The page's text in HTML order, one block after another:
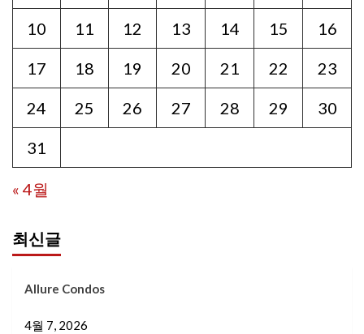
10 11 12 13 14 15 16
17 18 19 20 21 22 23
24 25 26 27 28 29 30
31
« 4월
최신글
Allure Condos
4월 7, 2026